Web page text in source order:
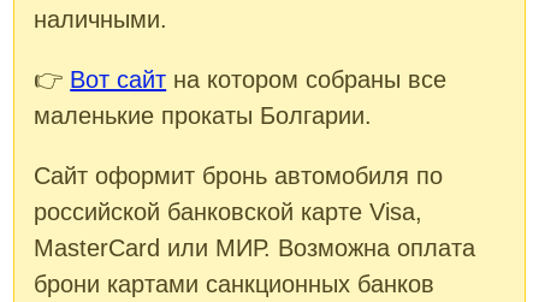
наличными.
👉 Вот сайт на котором собраны все
маленькие прокаты Болгарии.
Сайт оформит бронь автомобиля по
российской банковской карте Visa,
MasterCard или МИР. Возможна оплата
брони картами санкционных банков